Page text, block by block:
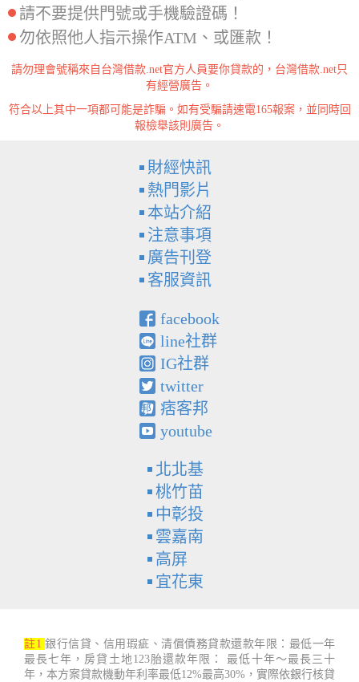
請不要提供門號或手機驗證碼！
勿依照他人指示操作ATM、或匯款！
請勿理會號稱來自台灣借款.net官方人員要你貸款的，台灣借款.net只
有經營廣告。
符合以上其中一項都可能是詐騙。如有受騙請速電165報案，並同時回
報檢舉該則廣告。
財經快訊
熱門影片
本站介紹
注意事項
廣告刊登
客服資訊
facebook
line社群
IG社群
twitter
痞客邦
youtube
北北基
桃竹苗
中彰投
雲嘉南
高屏
宜花東
註1 銀行信貸、信用瑕疵、清償債務貸款還款年限：最低一年
最長七年，房貸土地123胎還款年限： 最低十年～最長三十
年，本方案貸款機動年利率最低12%最高30%，實際依銀行核貸